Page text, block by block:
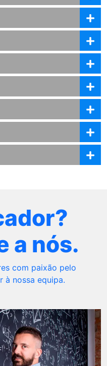
a nós.
com paixão pelo
à nossa equipa.